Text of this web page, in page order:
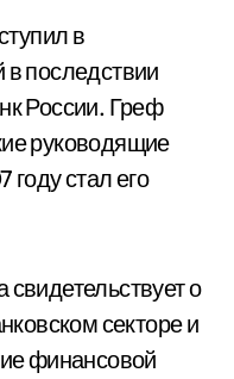
в
последствии
России. Греф
руководящие
году стал его
о
секторе и
финансовой